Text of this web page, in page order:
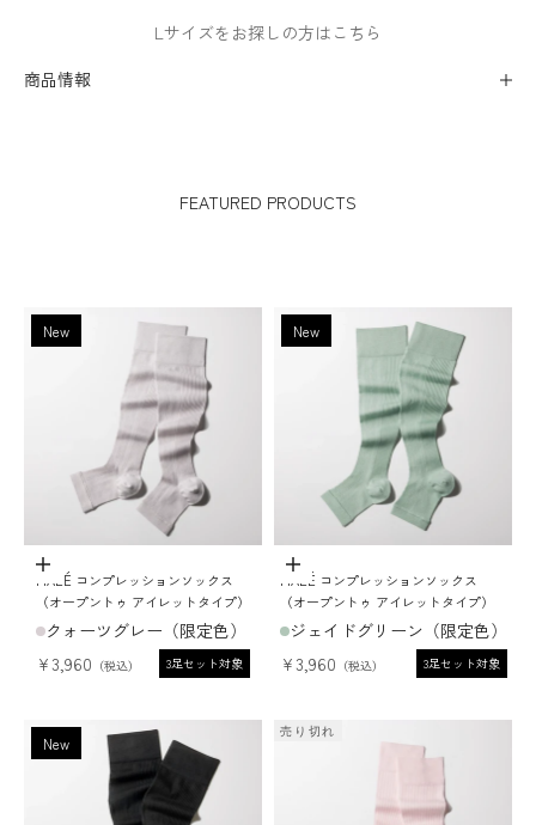
Lサイズをお探しの方はこちら
商品情報
FEATURED PRODUCTS
New
ADD TO CART
MAEÉ コンプレッションソックス
（オープントゥ アイレットタイプ）
クォーツグレー（限定色）
セール価格
¥3,960 3足セット対象
New
ADD TO CART
MAEÉ コンプレッションソックス
（オープントゥ アイレットタイプ）
ジェイドグリーン（限定色）
セール価格
¥3,960 3足セット対象
New
売り切れ